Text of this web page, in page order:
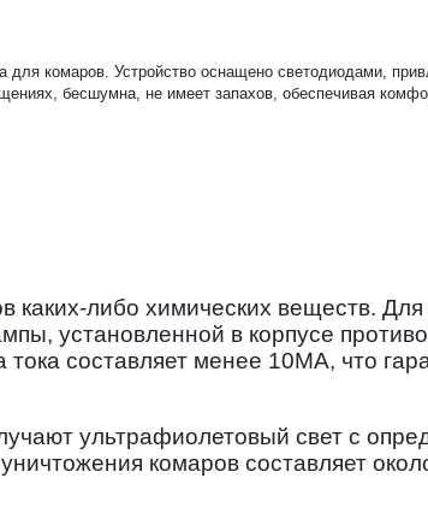
для комаров. Устройство оснащено светодиодами,
бесшумна, не имеет запахов, обеспечивая
каких-либо химических веществ.
установленной в корпусе
составляет менее 10МА, что
ультрафиолетовый свет с
комаров составляет